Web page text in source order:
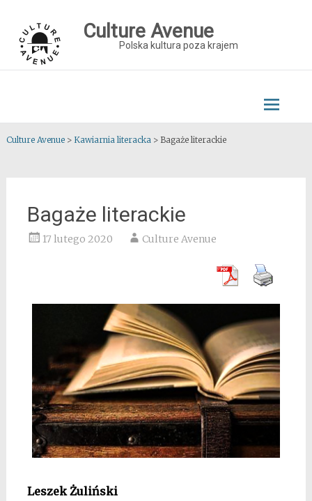
content
Culture Avenue
Polska kultura poza krajem
Culture Avenue> Kawiarnia literacka> Bagaże literackie
Bagaże literackie
17 lutego 2020 Culture Avenue
Leszek Żuliński